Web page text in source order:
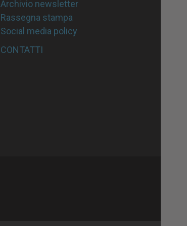
Archivio newsletter
Rassegna stampa
Social media policy
CONTATTI